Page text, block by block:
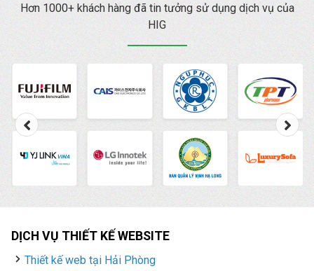
Hơn 1000+ khách hàng đã tin tưởng sử dụng dịch vụ của
HIG
DỊCH VỤ THIẾT KẾ WEBSITE
Thiết kế web tại Hải Phòng